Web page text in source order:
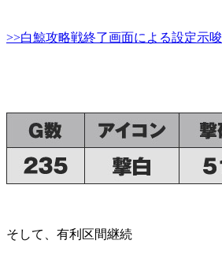
>>白鯨攻略戦終了画面による設定示唆
そして、有利区間継続